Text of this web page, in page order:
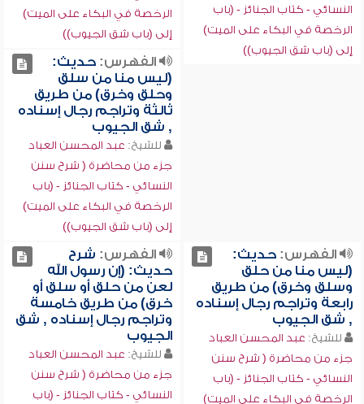
النسائي - كتاب الجنائز - (باب
الرخصة في البكاء على الميت)
إلى (باب شق الجيوب))
الرخصة في البكاء على الميت)
إلى (باب شق الجيوب))
الفهرس:حديث:
(ليس منا من سلق
وحلق وخرق) من طريق
ثالثة وتراجم رجال إسناده
, شق الجيوب
للشيخ: عبد المحسن العباد
جزء من محاضرة ( شرح سنن
النسائي - كتاب الجنائز - (باب
الرخصة في البكاء على الميت)
إلى (باب شق الجيوب))
الفهرس:حديث:
(ليس منا من حلق
وسلق وخرق) من طريق
رابعة وتراجم رجال إسناده
, شق الجيوب
للشيخ: عبد المحسن العباد
جزء من محاضرة ( شرح سنن
النسائي - كتاب الجنائز - (باب
الرخصة في البكاء على الميت)
الفهرس: شرح
حديث: (إن رسول الله
لعن من حلق أو سلق أو
خرق) من طريق خامسة
وتراجم رجال إسناده , شق
الجيوب
للشيخ: عبد المحسن العباد
جزء من محاضرة ( شرح سنن
النسائي - كتاب الجنائز - (باب